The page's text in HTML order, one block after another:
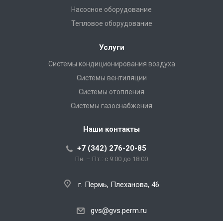
Насосное оборудование
Тепловое оборудование
Услуги
Системы кондиционирования воздуха
Системы вентиляции
Системы отопления
Системы газоснабжения
Наши контакты
+7 (342) 276-20-85
Пн. – Пт.: с 9:00 до 18:00
г. Пермь, Плеханова, 46
gvs@gvs.perm.ru